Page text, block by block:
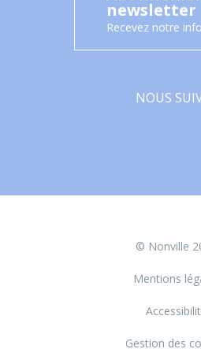
newsletter
Recevez notre
NOUS
© Nonville
Mentions
Gestion des